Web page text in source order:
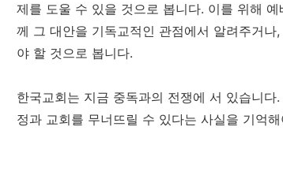
제를 도울 수 있을 것으로 봅니다. 이를 위해
께 그 대안을 기독교적인 관점에서 알려주거
야 할 것으로 봅니다.
한국교회는 지금 중독과의 전쟁에 서 있습니
정과 교회를 무너뜨릴 수 있다는 사실을 기억